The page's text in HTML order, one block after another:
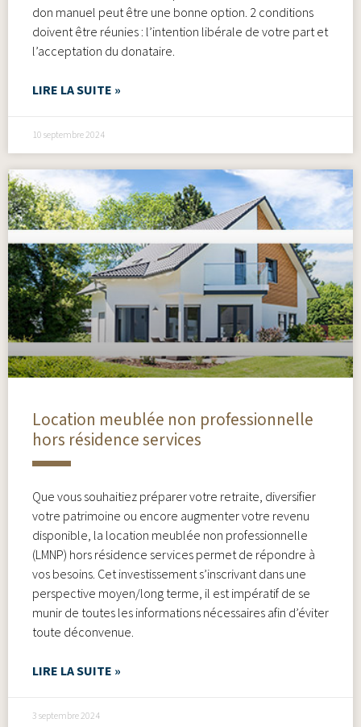
don manuel peut être une bonne option. 2 conditions
doivent être réunies : l’intention libérale de votre part et
l’acceptation du donataire.
LIRE LA SUITE »
10 septembre 2024
Location meublée non professionnelle
hors résidence services
Que vous souhaitiez préparer votre retraite, diversifier
votre patrimoine ou encore augmenter votre revenu
disponible, la location meublée non professionnelle
(LMNP) hors résidence services permet de répondre à
vos besoins. Cet investissement s’inscrivant dans une
perspective moyen/long terme, il est impératif de se
munir de toutes les informations nécessaires afin d’éviter
toute déconvenue.
LIRE LA SUITE »
3 septembre 2024